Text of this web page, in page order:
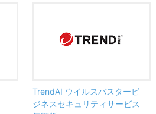
TrendAI ウイルスバスタービ
ジネスセキュリティサービス